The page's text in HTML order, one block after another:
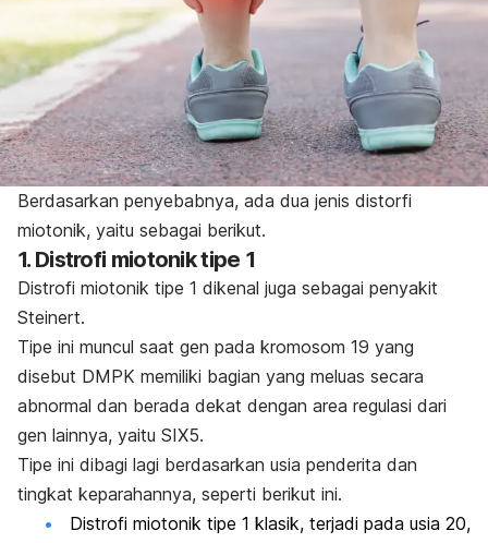
Berdasarkan penyebabnya, ada dua jenis distorfi
miotonik, yaitu sebagai berikut.
1. Distrofi miotonik tipe 1
Distrofi miotonik tipe 1 dikenal juga sebagai penyakit
Steinert.
Tipe ini muncul saat gen pada kromosom 19 yang
disebut DMPK memiliki bagian yang meluas secara
abnormal dan berada dekat dengan area regulasi dari
gen lainnya, yaitu SIX5.
Tipe ini dibagi lagi berdasarkan usia penderita dan
tingkat keparahannya, seperti berikut ini.
Distrofi miotonik tipe 1 klasik, terjadi pada usia 20,